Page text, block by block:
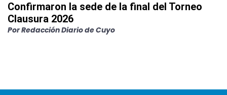
Confirmaron la sede de la final del Torneo
Clausura 2026
PorRedacción Diario de Cuyo